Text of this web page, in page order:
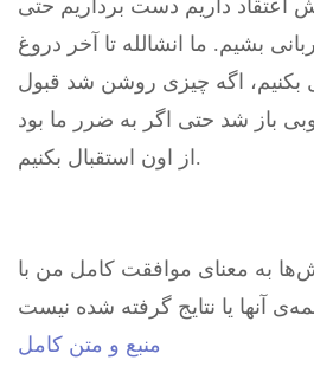
اعتقاد داریم دست برداریم حتی
بشیم. ما انشالله تا آخر دروغ
اگه چیزی روشن شد قبول
باز شد حتی اگر به ضرر ما بود
از اون استقبال بکنیم.
به معنای موافقت کامل من با
منبع و متن کامل